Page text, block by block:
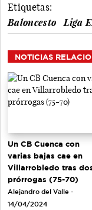
Etiquetas:
Baloncesto
Liga
NOTICIAS
Un CB Cuenca con
varias bajas cae en
Villarrobledo tras
prórrogas (75-70)
Alejandro del Valle -
14/04/2024